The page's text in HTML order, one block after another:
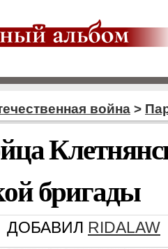
война >
бригады
ДОБАВИЛ RIDALAW